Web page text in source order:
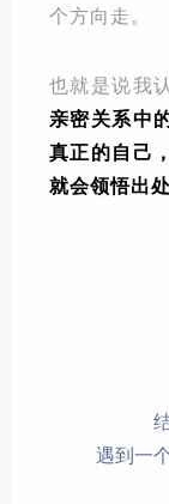
个方向走。
也就是说我
亲密关系中
真正的自己
就会领悟出
遇到一